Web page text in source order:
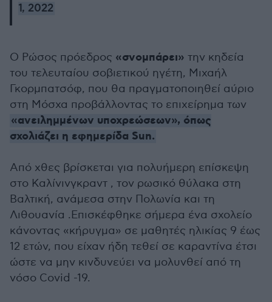
1, 2022
Ο Ρώσος πρόεδρος «σνομπάρει» την κηδεία
του τελευταίου σοβιετικού ηγέτη, Μιχαήλ
Γκορμπατσόφ, που θα πραγματοποιηθεί αύριο
στη Μόσχα προβάλλοντας το επιχείρημα των
«ανειλημμένων υποχρεώσεων», όπως
σχολιάζει η εφημερίδα Sun.
Από χθες βρίσκεται για πολυήμερη επίσκεψη
στο Καλίνινγκραντ , τον ρωσικό θύλακα στη
Βαλτική, ανάμεσα στην Πολωνία και τη
Λιθουανία .Επισκέφθηκε σήμερα ένα σχολείο
κάνοντας «κήρυγμα» σε μαθητές ηλικίας 9 έως
12 ετών, που είχαν ήδη τεθεί σε καραντίνα έτσι
ώστε να μην κινδυνεύει να μολυνθεί από τη
νόσο Covid -19.